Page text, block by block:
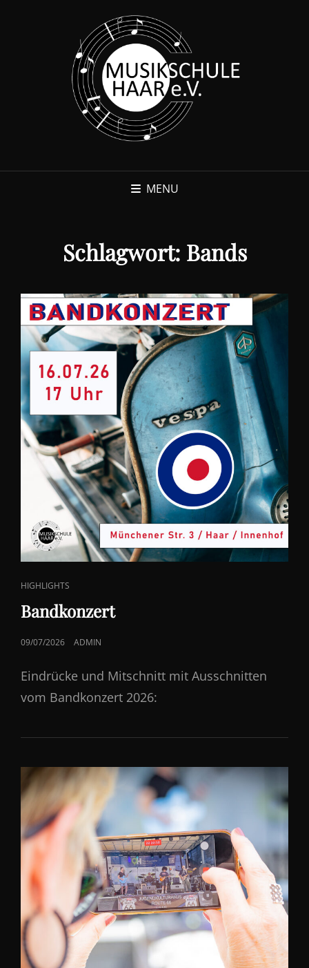
MENU
Schlagwort: Bands
CAT
LINKS
HIGHLIGHTS
Bandkonzert
POSTED
09/07/2026 ADMIN
Eindrücke und Mitschnitt mit Ausschnitten
vom Bandkonzert 2026: